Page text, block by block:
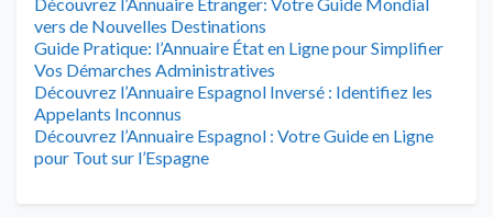
vers de Nouvelles Destinations
Guide Pratique: l’Annuaire État en Ligne pour Simplifier
Vos Démarches Administratives
Découvrez l’Annuaire Espagnol Inversé : Identifiez les
Appelants Inconnus
Découvrez l’Annuaire Espagnol : Votre Guide en Ligne
pour Tout sur l’Espagne